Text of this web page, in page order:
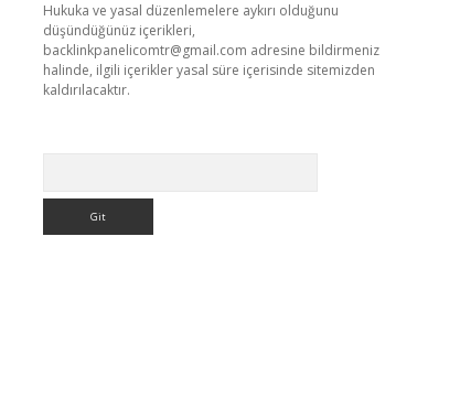
Hukuka ve yasal düzenlemelere aykırı olduğunu
düşündüğünüz içerikleri,
backlinkpanelicomtr@gmail.com adresine bildirmeniz
halinde, ilgili içerikler yasal süre içerisinde sitemizden
kaldırılacaktır.